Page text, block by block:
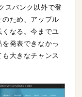
スバンク以外で登
ため、アップル
くなる。今までユ
発表できなかっ
大きなチャンス